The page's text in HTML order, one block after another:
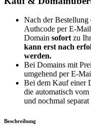
Nach der Bestellung
Authcode per E-
Domain sofortzu
kann erst nach
werden.
Bei Domains mit
umgehend per E-
Bei dem Kauf einer
die automatisch
und nochmal
Beschreibung